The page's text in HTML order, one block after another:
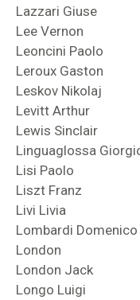
Lazzari Giuse
Lee Vernon
Leoncini Paolo
Leroux Gaston
Leskov Nikolaj
Levitt Arthur
Lewis Sinclair
Linguaglossa
Lisi Paolo
Liszt Franz
Livi Livia
Lombardi Domenico
London
London Jack
Longo Luigi